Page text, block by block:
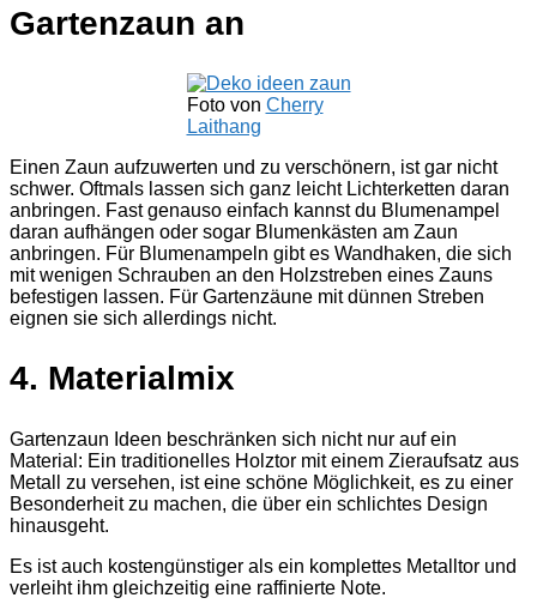
Gartenzaun an
Foto von Cherry
Laithang
Einen Zaun aufzuwerten und zu verschönern, ist gar nicht
schwer. Oftmals lassen sich ganz leicht Lichterketten daran
anbringen. Fast genauso einfach kannst du Blumenampel
daran aufhängen oder sogar Blumenkästen am Zaun
anbringen. Für Blumenampeln gibt es Wandhaken, die sich
mit wenigen Schrauben an den Holzstreben eines Zauns
befestigen lassen. Für Gartenzäune mit dünnen Streben
eignen sie sich allerdings nicht.
4. Materialmix
Gartenzaun Ideen beschränken sich nicht nur auf ein
Material: Ein traditionelles Holztor mit einem Zieraufsatz aus
Metall zu versehen, ist eine schöne Möglichkeit, es zu einer
Besonderheit zu machen, die über ein schlichtes Design
hinausgeht.
Es ist auch kostengünstiger als ein komplettes Metalltor und
verleiht ihm gleichzeitig eine raffinierte Note.